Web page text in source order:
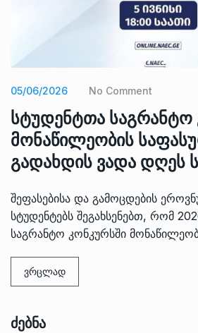
05/06/2026 No Comment
სტუდენტთა საგრანტო
მონაწილეობის
გადახდის ვადა დღეს
შეფასებისა და გამოცდების
სტუდენტებს შეგახსენებთ, რომ
საგრანტო კონკურსში
ვრცლად
Ძებნა